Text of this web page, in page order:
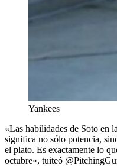
Yankees
«Las habilidades de Soto en
significa no sólo potencia,
el plato. Es exactamente lo
octubre», tuiteó